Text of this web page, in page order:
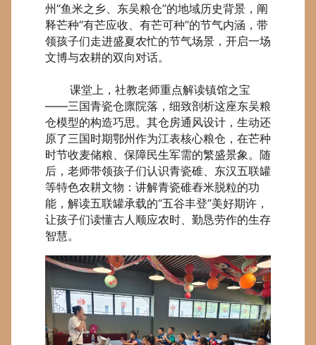
州“鱼米之乡、东吴粮仓”的地域历史背景，阐
释芒种“有芒应收、有芒可种”的节气内涵，带
领孩子们走进盛夏农忙的节气场景，开启一场
文博与农耕的双向对话。
课堂上，社教老师重点解读镇馆之宝
——三国青瓷仓廪院落，细致剖析这座东吴粮
仓模型的构造巧思。其仓房通风设计，生动还
原了三国时期鄂州作为江表核心粮仓，在芒种
时节收麦储粮、保障民生军需的繁盛景象。随
后，老师带领孩子们认识青瓷碓、东汉五联罐
等特色农耕文物：讲解青瓷碓舂米脱粒的功
能，解读五联罐承载的“五谷丰登”美好期许，
让孩子们读懂古人顺应农时、勤恳劳作的生存
智慧。